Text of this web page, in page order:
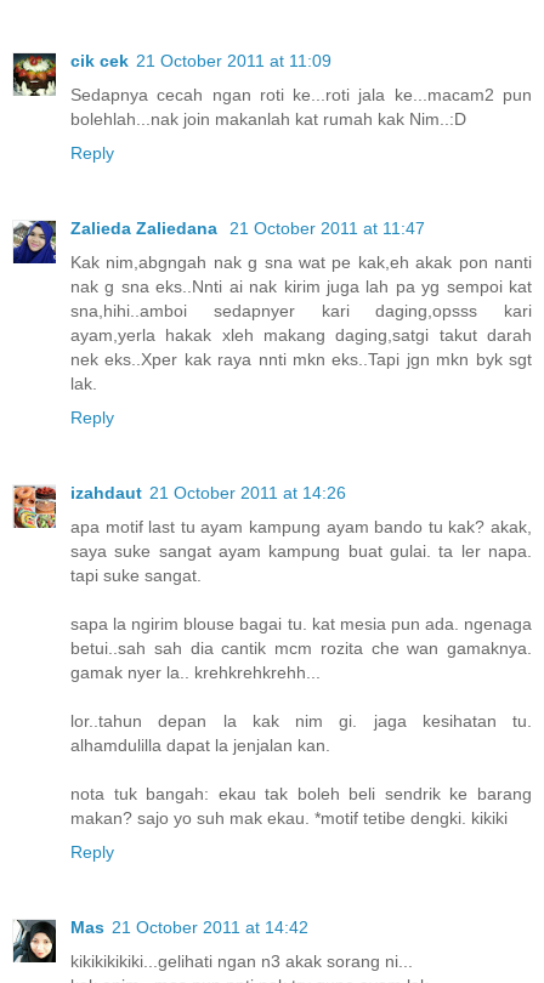
cik cek 21 October 2011 at 11:09
Sedapnya cecah ngan roti ke...roti jala ke...macam2 pun
bolehlah...nak join makanlah kat rumah kak Nim..:D
Reply
Zalieda Zaliedana
21 October 2011 at 11:47
Kak nim,abgngah nak g sna wat pe kak,eh akak pon nanti
nak g sna eks..Nnti ai nak kirim juga lah pa yg sempoi kat
sna,hihi..amboi sedapnyer kari daging,opsss kari
ayam,yerla hakak xleh makang daging,satgi takut darah
nek eks..Xper kak raya nnti mkn eks..Tapi jgn mkn byk sgt
lak.
Reply
izahdaut 21 October 2011 at 14:26
apa motif last tu ayam kampung ayam bando tu kak? akak,
saya suke sangat ayam kampung buat gulai. ta ler napa.
tapi suke sangat.
sapa la ngirim blouse bagai tu. kat mesia pun ada. ngenaga
betui..sah sah dia cantik mcm rozita che wan gamaknya.
gamak nyer la.. krehkrehkrehh...
lor..tahun depan la kak nim gi. jaga kesihatan tu.
alhamdulilla dapat la jenjalan kan.
nota tuk bangah: ekau tak boleh beli sendrik ke barang
makan? sajo yo suh mak ekau. *motif tetibe dengki. kikiki
Reply
Mas 21 October 2011 at 14:42
kikikikikiki...gelihati ngan n3 akak sorang ni...